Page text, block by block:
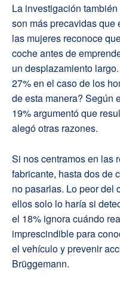
La investigación
son más precavidas que
las mujeres reconoce
coche antes de
un desplazamiento
27% en el caso de los
de esta manera? Según
19% argumentó que
alegó otras razones.
Si nos centramos en las
fabricante, hasta dos de
no pasarlas. Lo peor del
ellos solo lo haría si
el 18% ignora cuándo
imprescindible para
el vehículo y prevenir
Brüggemann.